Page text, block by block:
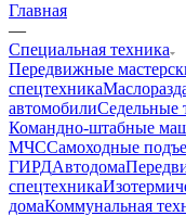
Главная
—
Специальная техника
Передвижные
спецтехника
автомобилиСедельные
Командно-штабные
МЧССамоходные
ГИРДАвтодома
спецтехника
домаКоммунальная